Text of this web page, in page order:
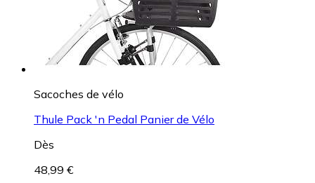
Sacoches de vélo
Thule Pack 'n Pedal Panier de Vélo
Dès
48,99 €